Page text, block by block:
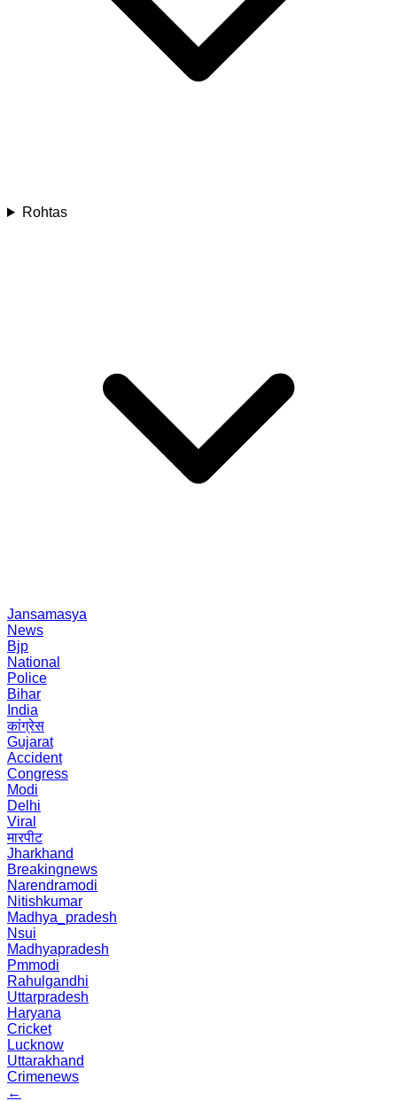
Rohtas
Jansamasya
News
Bjp
National
Police
Bihar
India
कांग्रेस
Gujarat
Accident
Congress
Modi
Delhi
Viral
मारपीट
Jharkhand
Breakingnews
Narendramodi
Nitishkumar
Madhya_pradesh
Nsui
Madhyapradesh
Pmmodi
Rahulgandhi
Uttarpradesh
Haryana
Cricket
Lucknow
Uttarakhand
Crimenews
←